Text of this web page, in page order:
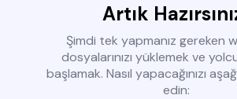
Artık
Şimdi tek yapmanız gereken
dosyalarınızı yüklemek ve
başlamak. Nasıl yapacağınızı
edin: